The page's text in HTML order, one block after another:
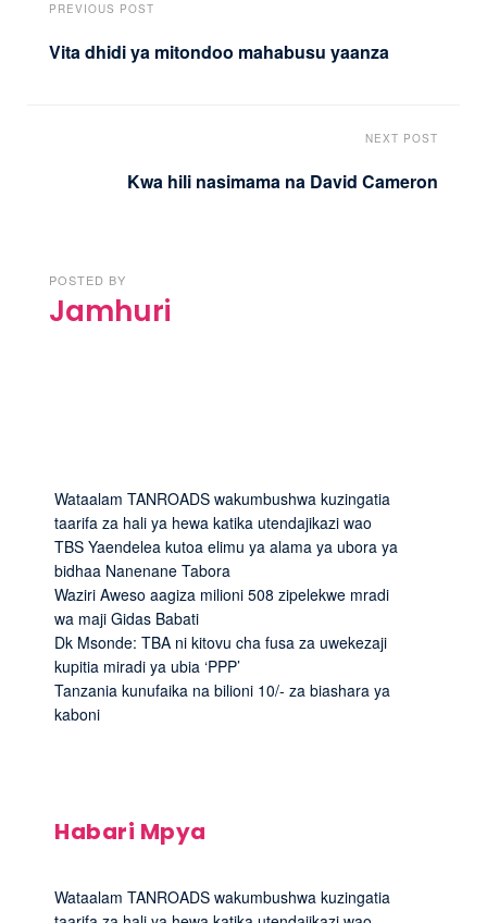
PREVIOUS POST
Vita dhidi ya mitondoo mahabusu yaanza
NEXT POST
Kwa hili nasimama na David Cameron
POSTED BY
Jamhuri
Wataalam TANROADS wakumbushwa kuzingatia
taarifa za hali ya hewa katika utendajikazi wao
TBS Yaendelea kutoa elimu ya alama ya ubora ya
bidhaa Nanenane Tabora
Waziri Aweso aagiza milioni 508 zipelekwe mradi
wa maji Gidas Babati
Dk Msonde: TBA ni kitovu cha fusa za uwekezaji
kupitia miradi ya ubia ‘PPP’
Tanzania kunufaika na bilioni 10/- za biashara ya
kaboni
Habari Mpya
Wataalam TANROADS wakumbushwa kuzingatia